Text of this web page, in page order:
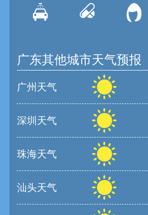
广东其他城市天气预报
广州天气
深圳天气
珠海天气
汕头天气